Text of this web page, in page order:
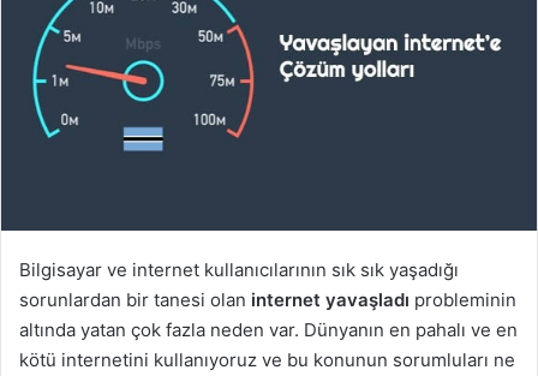
Bilgisayar ve internet kullanıcılarının sık sık yaşadığı
sorunlardan bir tanesi olan internet yavaşladı probleminin
altında yatan çok fazla neden var. Dünyanın en pahalı ve en
kötü internetini kullanıyoruz ve bu konunun sorumluları ne